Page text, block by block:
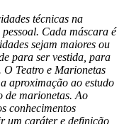
técnicas na
Cada máscara é
sejam maiores ou
para ser vestida, para
O Teatro e Marionetas
aproximação ao estudo
de marionetas. Ao
conhecimentos
um caráter e definição